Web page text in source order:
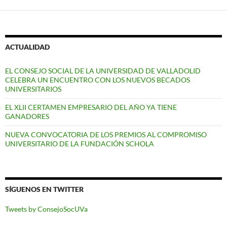
ACTUALIDAD
EL CONSEJO SOCIAL DE LA UNIVERSIDAD DE VALLADOLID
CELEBRA UN ENCUENTRO CON LOS NUEVOS BECADOS
UNIVERSITARIOS
EL XLII CERTAMEN EMPRESARIO DEL AÑO YA TIENE
GANADORES
NUEVA CONVOCATORIA DE LOS PREMIOS AL COMPROMISO
UNIVERSITARIO DE LA FUNDACIÓN SCHOLA
SÍGUENOS EN TWITTER
Tweets by ConsejoSocUVa